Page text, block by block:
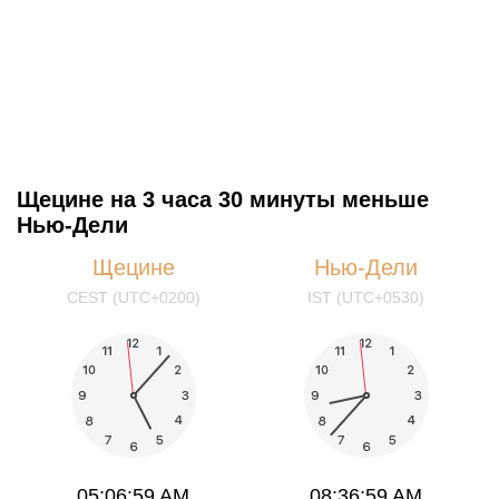
Щецине на 3 часа 30 минуты меньше
Нью-Дели
Щецине
CEST (UTC+0200)
Нью-Дели
IST (UTC+0530)